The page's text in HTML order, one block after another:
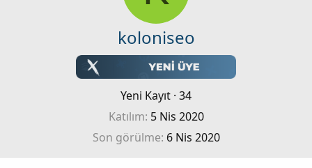
koloniseo
Yeni Kayıt · 34
Katılım 5 Nis 2020
Son görülme 6 Nis 2020